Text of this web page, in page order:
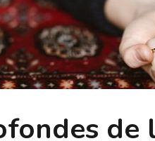
de